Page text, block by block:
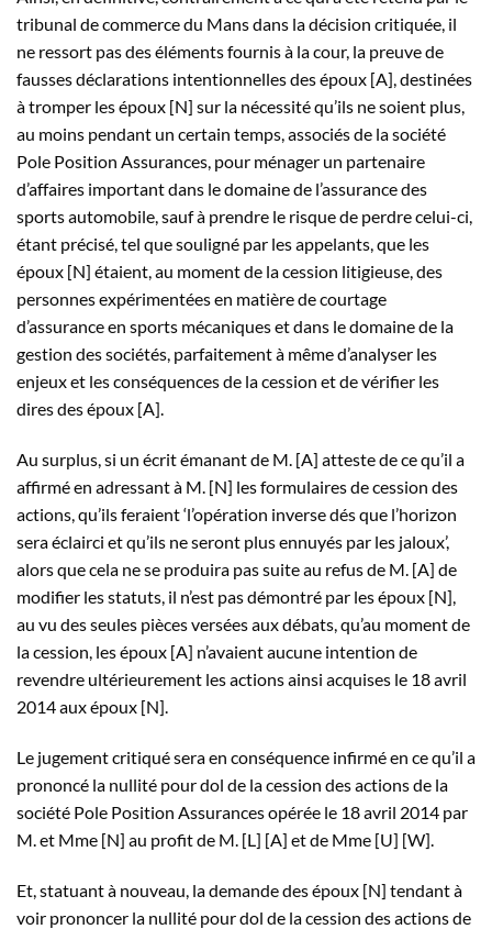
tribunal de commerce du Mans dans la décision critiquée, il
ne ressort pas des éléments fournis à la cour, la preuve de
fausses déclarations intentionnelles des époux [A], destinées
à tromper les époux [N] sur la nécessité qu’ils ne soient plus,
au moins pendant un certain temps, associés de la société
Pole Position Assurances, pour ménager un partenaire
d’affaires important dans le domaine de l’assurance des
sports automobile, sauf à prendre le risque de perdre celui-ci,
étant précisé, tel que souligné par les appelants, que les
époux [N] étaient, au moment de la cession litigieuse, des
personnes expérimentées en matière de courtage
d’assurance en sports mécaniques et dans le domaine de la
gestion des sociétés, parfaitement à même d’analyser les
enjeux et les conséquences de la cession et de vérifier les
dires des époux [A].
Au surplus, si un écrit émanant de M. [A] atteste de ce qu’il a
affirmé en adressant à M. [N] les formulaires de cession des
actions, qu’ils feraient ‘l’opération inverse dés que l’horizon
sera éclairci et qu’ils ne seront plus ennuyés par les jaloux’,
alors que cela ne se produira pas suite au refus de M. [A] de
modifier les statuts, il n’est pas démontré par les époux [N],
au vu des seules pièces versées aux débats, qu’au moment de
la cession, les époux [A] n’avaient aucune intention de
revendre ultérieurement les actions ainsi acquises le 18 avril
2014 aux époux [N].
Le jugement critiqué sera en conséquence infirmé en ce qu’il a
prononcé la nullité pour dol de la cession des actions de la
société Pole Position Assurances opérée le 18 avril 2014 par
M. et Mme [N] au profit de M. [L] [A] et de Mme [U] [W].
Et, statuant à nouveau, la demande des époux [N] tendant à
voir prononcer la nullité pour dol de la cession des actions de